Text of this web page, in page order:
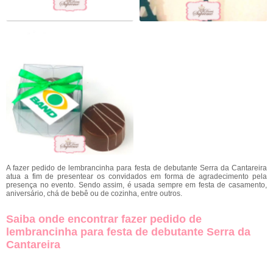
A fazer pedido de lembrancinha para festa de debutante Serra da Cantareira
atua a fim de presentear os convidados em forma de agradecimento pela
presença no evento. Sendo assim, é usada sempre em festa de casamento,
aniversário, chá de bebê ou de cozinha, entre outros.
Saiba onde encontrar fazer pedido de
lembrancinha para festa de debutante Serra da
Cantareira